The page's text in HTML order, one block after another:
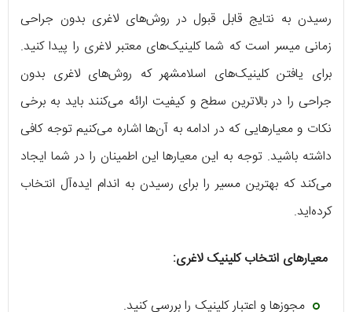
رسیدن به نتایج قابل قبول در روش‌های لاغری بدون جراحی
زمانی میسر است که شما کلینیک‌های معتبر لاغری را پیدا کنید.
برای یافتن کلینیک‌های اسلامشهر که روش‌های لاغری بدون
جراحی را در بالاترین سطح و کیفیت ارائه می‌کنند باید به برخی
نکات و معیارهایی که در ادامه به آن‌ها اشاره می‌کنیم توجه کافی
داشته باشید. توجه به این معیارها این اطمینان را در شما ایجاد
می‌کند که بهترین مسیر را برای رسیدن به اندام ایده‌آل انتخاب
کرده‌اید.
معیارهای انتخاب کلینیک لاغری:
مجوزها و اعتبار کلینیک را بررسی کنید.